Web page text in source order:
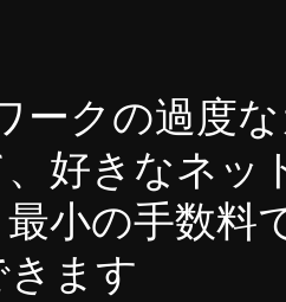
ークの過度
好きなネッ
小の手数料
ます